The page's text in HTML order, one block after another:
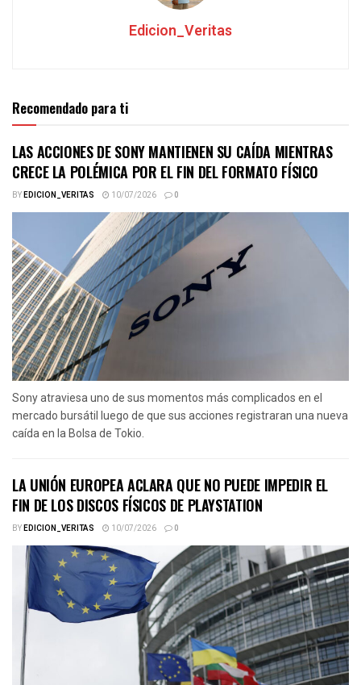
Edicion_Veritas
Recomendado para ti
LAS ACCIONES DE SONY MANTIENEN SU CAÍDA MIENTRAS
CRECE LA POLÉMICA POR EL FIN DEL FORMATO FÍSICO
BYEDICION_VERITAS 10/07/2026 0
Sony atraviesa uno de sus momentos más complicados en el
mercado bursátil luego de que sus acciones registraran una nueva
caída en la Bolsa de Tokio.
LA UNIÓN EUROPEA ACLARA QUE NO PUEDE IMPEDIR EL
FIN DE LOS DISCOS FÍSICOS DE PLAYSTATION
BYEDICION_VERITAS 10/07/2026 0